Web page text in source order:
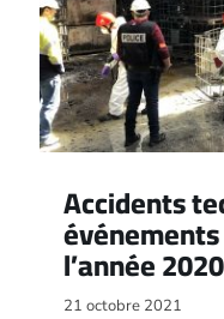
Accidents
l’année 2020
21 octobre 2021